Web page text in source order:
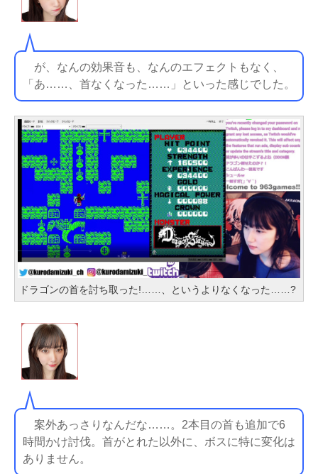
が、なんの効果音も、なんのエフェクトもなく、
「あ……、首なくなった……」といった感じでした。
ドラゴンの首を討ち取った!……、というよりなくなった……?
案外あっさりなんだな……。2本目の首も追加で6
時間かけ討伐。首がとれた以外に、ボスに特に変化は
ありません。